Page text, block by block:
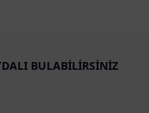
BULABILIRSINIZ